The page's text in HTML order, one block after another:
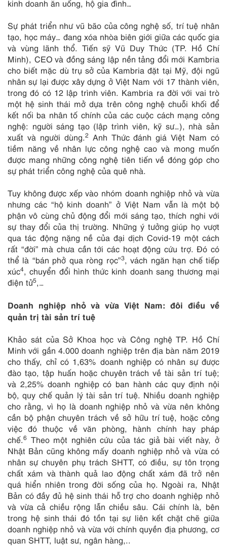
kinh doanh ăn uống, hộ gia đình…
Sự phát triển như vũ bão của công nghệ số, trí tuệ nhân
tạo, học máy… đang xóa nhòa biên giới giữa các quốc gia
và vùng lãnh thổ. Tiến sỹ Vũ Duy Thức (TP. Hồ Chí
Minh), CEO và đồng sáng lập nền tảng đổi mới Kambria
cho biết mặc dù trụ sở của Kambria đặt tại Mỹ, đội ngũ
nhân sự lại được xây dựng ở Việt Nam với 17 thành viên,
trong đó có 12 lập trình viên. Kambria ra đời với vai trò
một hệ sinh thái mở dựa trên công nghệ chuỗi khối để
kết nối ba nhân tố chính của các cuộc cách mạng công
nghệ: người sáng tạo (lập trình viên, kỹ sư…), nhà sản
xuất và người dùng.2 Anh Thức đánh giá Việt Nam có
tiềm năng về nhân lực công nghệ cao và mong muốn
được mang những công nghệ tiên tiến về đóng góp cho
sự phát triển công nghệ của quê nhà.
Tuy không được xếp vào nhóm doanh nghiệp nhỏ và vừa
nhưng các “hộ kinh doanh” ở Việt Nam vẫn là một bộ
phận vô cùng chủ động đổi mới sáng tạo, thích nghi với
sự thay đổi của thị trường. Những ý tưởng giúp họ vượt
qua tác động nặng nề của đại dịch Covid-19 một cách
rất “đời” mà chưa cần tới các hoạt động cứu trợ. Đó có
thể là “bán phở qua ròng rọc”3, vách ngăn hạn chế tiếp
xúc4, chuyển đổi hình thức kinh doanh sang thương mại
điện tử5,…
Doanh nghiệp nhỏ và vừa Việt Nam: đôi điều về
quản trị tài sản trí tuệ
Khảo sát của Sở Khoa học và Công nghệ TP. Hồ Chí
Minh với gần 4.000 doanh nghiệp trên địa bàn năm 2019
cho thấy, chỉ có 1,63% doanh nghiệp có nhân sự được
đào tạo, tập huấn hoặc chuyên trách về tài sản trí tuệ;
và 2,25% doanh nghiệp có ban hành các quy định nội
bộ, quy chế quản lý tài sản trí tuệ. Nhiều doanh nghiệp
cho rằng, vì họ là doanh nghiệp nhỏ và vừa nên không
cần bộ phận chuyên trách về sở hữu trí tuệ, hoặc công
việc đó thuộc về văn phòng, hành chính hay pháp
chế.6 Theo một nghiên cứu của tác giả bài viết này, ở
Nhật Bản cũng không mấy doanh nghiệp nhỏ và vừa có
nhân sự chuyên phụ trách SHTT, có điều, sự tôn trọng
chất xám và thành quả lao động chất xám đã trở nên
quá hiển nhiên trong đời sống của họ. Ngoài ra, Nhật
Bản có đầy đủ hệ sinh thái hỗ trợ cho doanh nghiệp nhỏ
và vừa cả chiều rộng lẫn chiều sâu. Cái chính là, bên
trong hệ sinh thái đó tồn tại sự liên kết chặt chẽ giữa
doanh nghiệp nhỏ và vừa với chính quyền địa phương, cơ
quan SHTT, luật sư, ngân hàng,..